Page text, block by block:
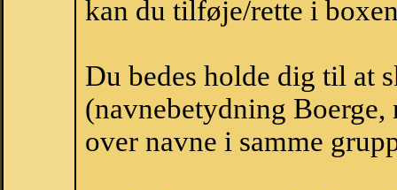
kan du tilføje/rette i
Du bedes holde dig til at
(navnebetydning
over navne i samme